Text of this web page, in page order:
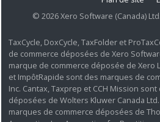
© 2026 Xero Software (Canada)
TaxCycle, DoxCycle, TaxFolder et
de commerce déposées de Xero
marque de commerce déposée de Xero
et ImpôtRapide sont des marques de
Inc. Cantax, Taxprep et CCH Mission
déposées de Wolters Kluwer Canada
marques de commerce déposées de